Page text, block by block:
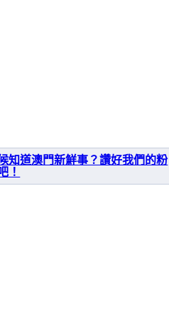
知道澳門新鮮事？讚好我們的粉
！